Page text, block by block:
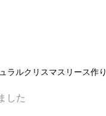
ラルクリスマスリース作り
した